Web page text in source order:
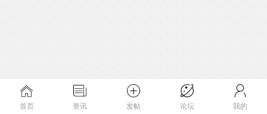
首页 资讯 发帖 论坛 我的